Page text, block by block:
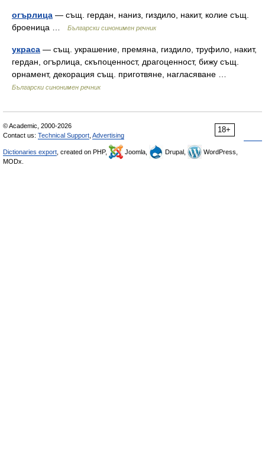
огърлица — същ. гердан, наниз, гиздило, накит, колие същ.
броеница …
Български синонимен речник
украса — същ. украшение, премяна, гиздило, труфило, накит,
гердан, огърлица, скъпоценност, драгоценност, бижу същ.
орнамент, декорация същ. приготвяне, нагласяване …
Български синонимен речник
18+
© Academic, 2000-2026
Contact us: Technical Support Advertising
Dictionaries export , created on PHP, Joomla, Drupal,
WordPress,
MODx.